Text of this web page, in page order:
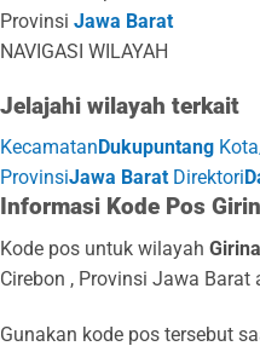
Provinsi Jawa Barat
NAVIGASI WILAYAH
Jelajahi wilayah terkait
Kecamatan Dukupuntang
ProvinsiJawa Barat Direktori
Informasi Kode Pos
Kode pos untuk wilayah
Cirebon , Provinsi Jawa Barat
Gunakan kode pos tersebut